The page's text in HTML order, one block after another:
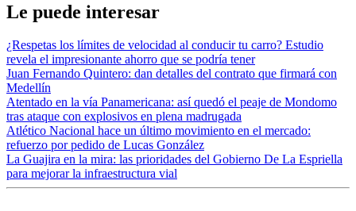
Le puede interesar
¿Respetas los límites de velocidad al conducir tu carro? Estudio
revela el impresionante ahorro que se podría tener
Juan Fernando Quintero: dan detalles del contrato que firmará con
Medellín
Atentado en la vía Panamericana: así quedó el peaje de Mondomo
tras ataque con explosivos en plena madrugada
Atlético Nacional hace un último movimiento en el mercado:
refuerzo por pedido de Lucas González
La Guajira en la mira: las prioridades del Gobierno De La Espriella
para mejorar la infraestructura vial